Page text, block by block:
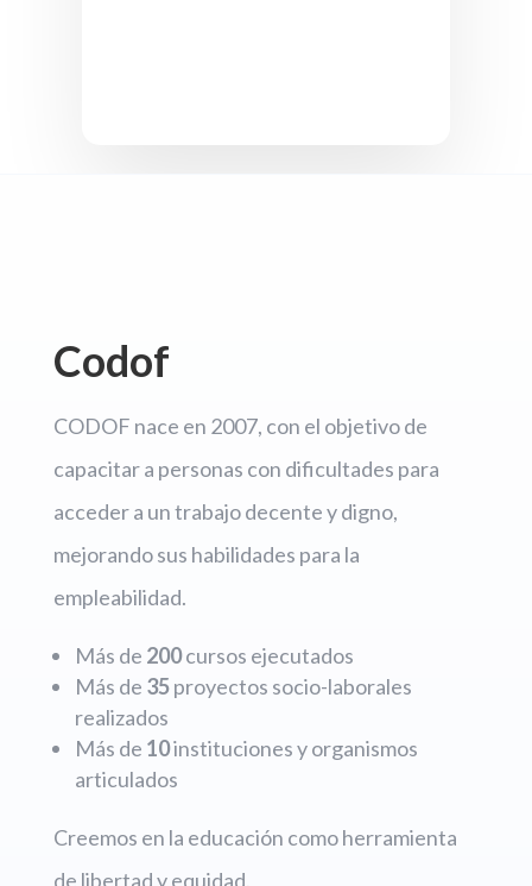
Codof
CODOF nace en 2007, con el objetivo de
capacitar a personas con dificultades para
acceder a un trabajo decente y digno,
mejorando sus habilidades para la
empleabilidad.
Más de 200cursos ejecutados
Más de 35proyectos socio-laborales
realizados
Más de 10instituciones y organismos
articulados
Creemos en la educación como herramienta
de libertad y equidad.